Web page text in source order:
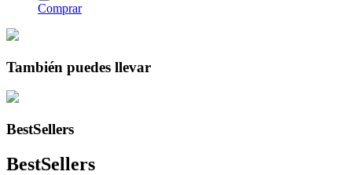
Comprar
También puedes llevar
BestSellers
BestSellers